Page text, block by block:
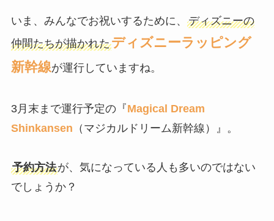
いま、みんなでお祝いするために、 ディズニーの
仲間たちが描かれたディズニーラッピング
新幹線が運行していますね。
3月末まで運行予定の『Magical Dream
Shinkansen （マジカルドリーム新幹線）』。
予約方法が、気になっている人も多いのではない
でしょうか？